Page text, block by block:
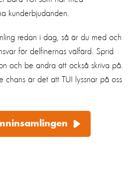
kunderbjudanden.
redan i dag, så är du med och
för delfinernas välfärd. Sprid
och be andra att också skriva på.
chans är det att TUI lyssnar på oss